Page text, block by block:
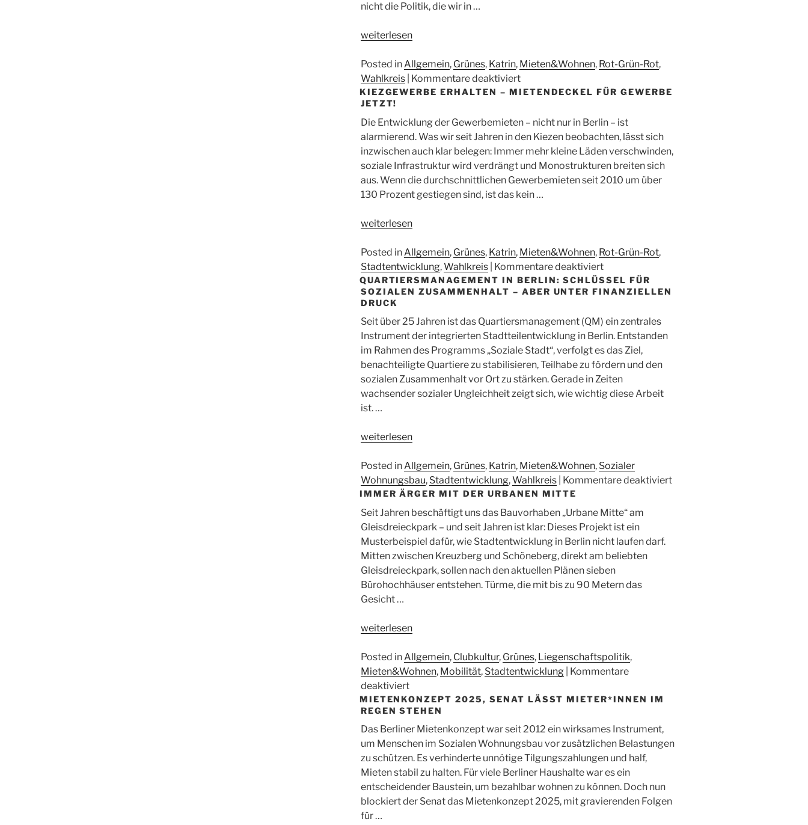
nicht die Politik, die wir in …
„Eine
Regierung
ist
möglich
–
aber
kein
Selbstläufer!“
weiterlesen
Posted inAllgemein, Grünes, Katrin, Mieten&Wohnen, Rot-Grün-Rot,
Wahlkreis Kommentare deaktiviertfür
Eine
Regierung
ist
möglich
–
aber
kein
KIEZGEWERBE ERHALTEN – MIETENDECKEL FÜR GEWERBE
JETZT!
Die Entwicklung der Gewerbemieten – nicht nur in Berlin – ist
alarmierend. Was wir seit Jahren in den Kiezen beobachten, lässt sich
inzwischen auch klar belegen: Immer mehr kleine Läden verschwinden,
soziale Infrastruktur wird verdrängt und Monostrukturen breiten sich
aus. Wenn die durchschnittlichen Gewerbemieten seit 2010 um über
130 Prozent gestiegen sind, ist das kein …
„Kiezgewerbe
–
Mietendeckel
für
Gewerbe
jetzt!“
weiterlesen
Posted in Allgemein, Grünes, Katrin, Mieten&Wohnen, Rot-Grün-Rot,
Stadtentwicklung,Wahlkreis Kommentare deaktiviertfür
Kiezgewerbe
erhalten
Mietendeckel
für
Gewerbe
jetzt!
QUARTIERSMANAGEMENT IN BERLIN: SCHLÜSSEL FÜR
SOZIALEN ZUSAMMENHALT – ABER UNTER FINANZIELLEN
DRUCK
Seit über 25 Jahren ist das Quartiersmanagement (QM) ein zentrales
Instrument der integrierten Stadtteilentwicklung in Berlin. Entstanden
im Rahmen des Programms „Soziale Stadt“, verfolgt es das Ziel,
benachteiligte Quartiere zu stabilisieren, Teilhabe zu fördern und den
sozialen Zusammenhalt vor Ort zu stärken. Gerade in Zeiten
wachsender sozialer Ungleichheit zeigt sich, wie wichtig diese Arbeit
ist. …
„Quartiersmanagement
Berlin:
Schlüssel
für
sozialen
Zusammenhalt
–
aber
unter
finanziellen
Druck“
weiterlesen
Posted inAllgemein, Grünes, Katrin, Mieten&Wohnen, Sozialer
Wohnungsbau, Stadtentwicklung,Wahlkreis Kommentare deaktiviertfür
IMMER ÄRGER MIT DER URBANEN MITTE
Seit Jahren beschäftigt uns das Bauvorhaben „Urbane Mitte“ am
Gleisdreieckpark – und seit Jahren ist klar: Dieses Projekt ist ein
Musterbeispiel dafür, wie Stadtentwicklung in Berlin nicht laufen darf.
Mitten zwischen Kreuzberg und Schöneberg, direkt am beliebten
Gleisdreieckpark, sollen nach den aktuellen Plänen sieben
Bürohochhäuser entstehen. Türme, die mit bis zu 90 Metern das
Gesicht …
„Immer
mit
der
Urbanen
Mitte“
weiterlesen
Posted in Allgemein, Clubkultur, Grünes, Liegenschaftspolitik,
Mieten&Wohnen, Mobilität, Stadtentwicklung Kommentare
deaktiviertfür
Immer
Ärger
mit
der
Urbanen
Mitte
MIETENKONZEPT 2025, SENAT LÄSST MIETER*INNEN IM
REGEN STEHEN
Das Berliner Mietenkonzept war seit 2012 ein wirksames Instrument,
um Menschen im Sozialen Wohnungsbau vor zusätzlichen Belastungen
zu schützen. Es verhinderte unnötige Tilgungszahlungen und half,
Mieten stabil zu halten. Für viele Berliner Haushalte war es ein
entscheidender Baustein, um bezahlbar wohnen zu können. Doch nun
blockiert der Senat das Mietenkonzept 2025, mit gravierenden Folgen
für …